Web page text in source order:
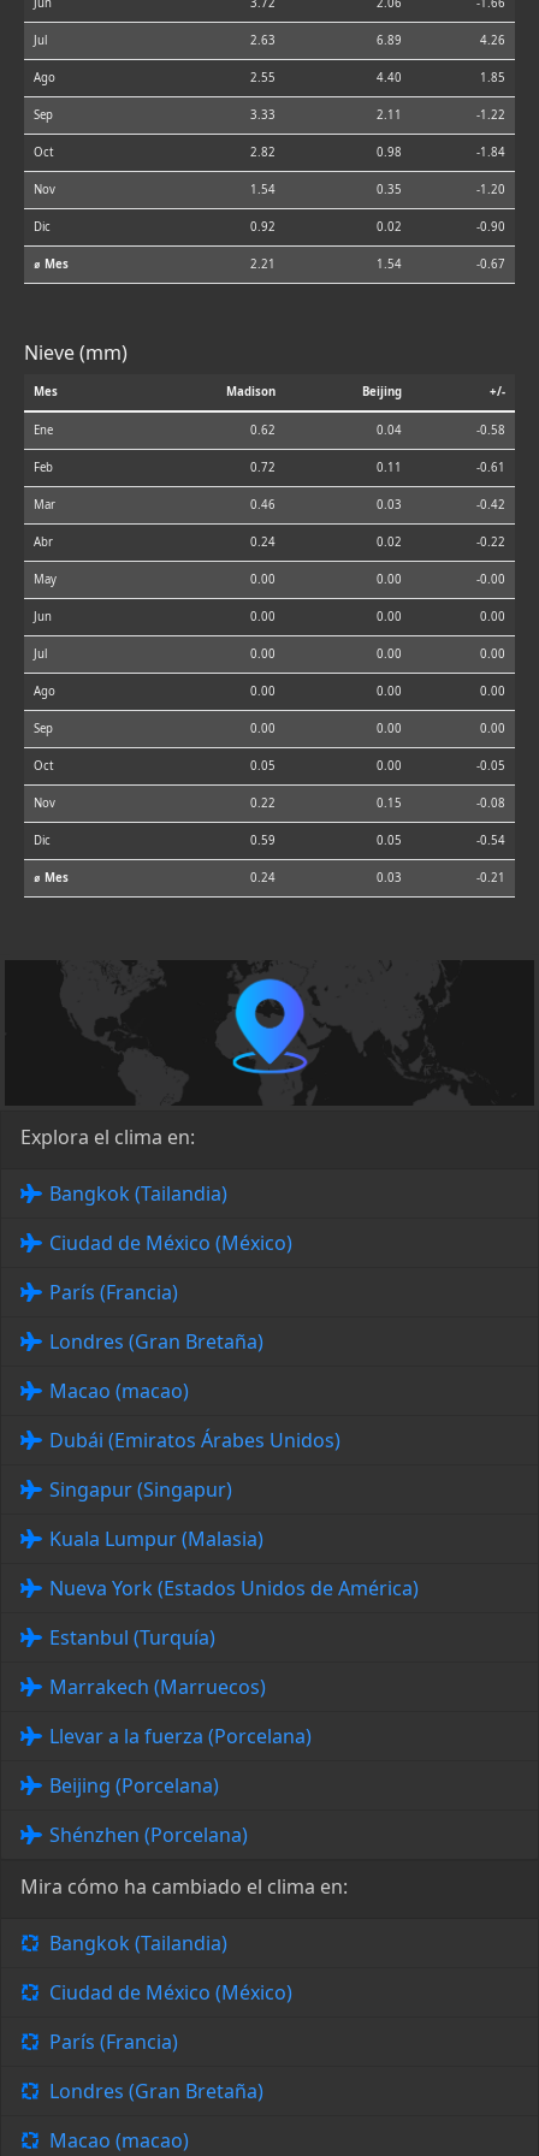
Jun 3.72 2.06 -1.66
Jul 2.63 6.89 4.26
Ago 2.55 4.40 1.85
Sep 3.33 2.11 -1.22
Oct 2.82 0.98 -1.84
Nov 1.54 0.35 -1.20
Dic 0.92 0.02 -0.90
⌀ Mes 2.21 1.54 -0.67
Nieve (mm)
Mes Madison Beijing +/-
Ene 0.62 0.04 -0.58
Feb 0.72 0.11 -0.61
Mar 0.46 0.03 -0.42
Abr 0.24 0.02 -0.22
May 0.00 0.00 -0.00
Jun 0.00 0.00 0.00
Jul 0.00 0.00 0.00
Ago 0.00 0.00 0.00
Sep 0.00 0.00 0.00
Oct 0.05 0.00 -0.05
Nov 0.22 0.15 -0.08
Dic 0.59 0.05 -0.54
⌀ Mes 0.24 0.03 -0.21
Explora el clima en:
Bangkok (Tailandia)
Ciudad de México (México)
París (Francia)
Londres (Gran Bretaña)
Macao (macao)
Dubái (Emiratos Árabes Unidos)
Singapur (Singapur)
Kuala Lumpur (Malasia)
Nueva York (Estados Unidos de América)
Estanbul (Turquía)
Marrakech (Marruecos)
Llevar a la fuerza (Porcelana)
Beijing (Porcelana)
Shénzhen (Porcelana)
Mira cómo ha cambiado el clima en:
Bangkok (Tailandia)
Ciudad de México (México)
París (Francia)
Londres (Gran Bretaña)
Macao (macao)